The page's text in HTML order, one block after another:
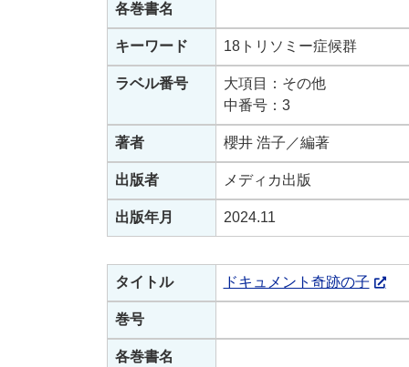
各巻書名
キーワード 18トリソミー症候群
ラベル番号
大項目：その他
中番号：3
著者 櫻井 浩子／編著
出版者 メディカ出版
出版年月 2024.11
タイトル ドキュメント奇跡の子
巻号
各巻書名